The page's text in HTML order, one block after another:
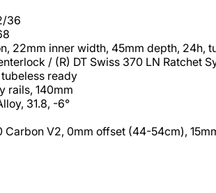
36
22mm inner width, 45mm depth, 24h,
/ (R) DT Swiss 370 LN Ratchet
ready
rails, 140mm
31.8, -6°
Carbon V2, 0mm offset (44-54cm),